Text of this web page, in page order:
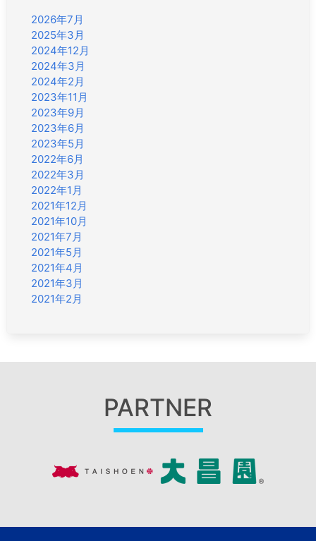
2026年7月
2025年3月
2024年12月
2024年3月
2024年2月
2023年11月
2023年9月
2023年6月
2023年5月
2022年6月
2022年3月
2022年1月
2021年12月
2021年10月
2021年7月
2021年5月
2021年4月
2021年3月
2021年2月
PARTNER